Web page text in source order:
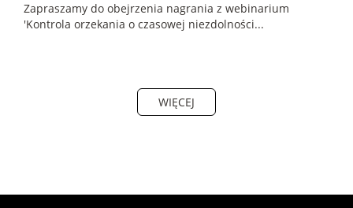
Zapraszamy do obejrzenia nagrania z webinarium
'Kontrola orzekania o czasowej niezdolności...
WIĘCEJ